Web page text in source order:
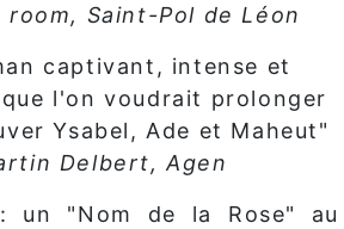
room, Saint-Pol de Léon
captivant, intense et
l'on voudrait prolonger
Ysabel, Ade et Maheut"
Delbert, Agen
un "Nom de la Rose" au